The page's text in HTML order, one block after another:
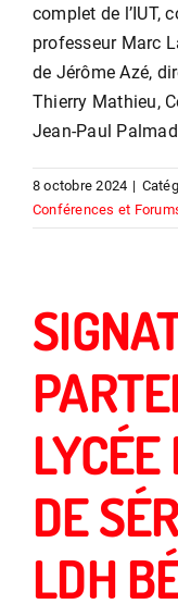
complet de l’IUT,
professeur Marc
de Jérôme Azé,
Thierry Mathieu,
Jean-Paul
8 octobre 2024 |
Conférences et
DE
LDH